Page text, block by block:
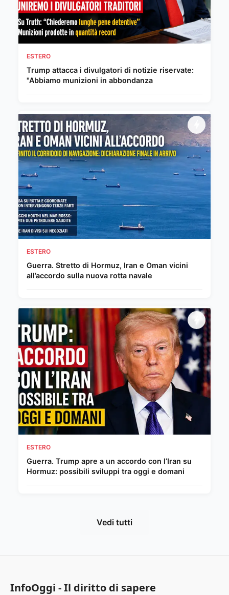
ESTERO
Trump attacca i divulgatori di notizie riservate:
"Abbiamo munizioni in abbondanza
ESTERO
Guerra. Stretto di Hormuz, Iran e Oman vicini
all’accordo sulla nuova rotta navale
ESTERO
Guerra. Trump apre a un accordo con l’Iran su
Hormuz: possibili sviluppi tra oggi e domani
Vedi tutti
InfoOggi - Il diritto di sapere